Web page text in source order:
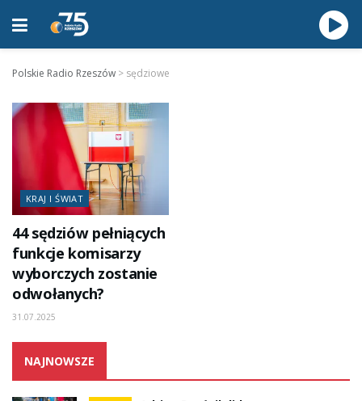
Polskie Radio Rzeszów > sędziowe
KRAJ I ŚWIAT
44 sędziów pełniących
funkcje komisarzy
wyborczych zostanie
odwołanych?
31.07.2025
NAJNOWSZE